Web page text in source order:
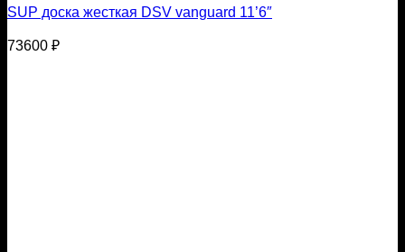
SUP доска жесткая DSV vanguard 11’6″
73600 ₽